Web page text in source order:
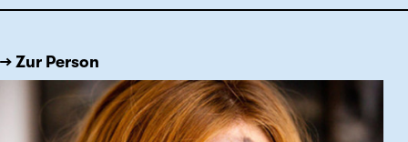
→ Zur Person